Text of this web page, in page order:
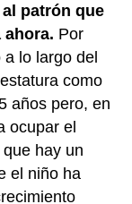
patrón que
ahora. Por
lo largo del
como
años pero, en
ocupar el
hay un
el niño ha